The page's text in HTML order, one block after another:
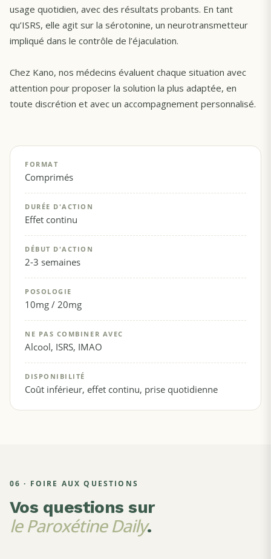
usage quotidien, avec des résultats probants. En tant
qu’ISRS, elle agit sur la sérotonine, un neurotransmetteur
impliqué dans le contrôle de l’éjaculation.
Chez Kano, nos médecins évaluent chaque situation avec
attention pour proposer la solution la plus adaptée, en
toute discrétion et avec un accompagnement personnalisé.
FORMAT
Comprimés
DURÉE D'ACTION
Effet continu
DÉBUT D'ACTION
2-3 semaines
POSOLOGIE
10mg / 20mg
NE PAS COMBINER AVEC
Alcool, ISRS, IMAO
DISPONIBILITÉ
Coût inférieur, effet continu, prise quotidienne
06 · FOIRE AUX QUESTIONS
Vos questions sur
le Paroxétine Daily.